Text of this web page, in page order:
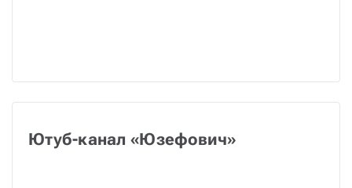
Ютуб-канал «Юзефович»